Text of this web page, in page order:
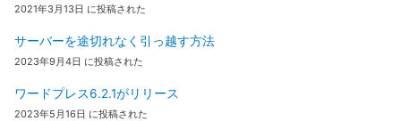
2021年3月13日 に投稿された
サーバーを途切れなく引っ越す方法
2023年9月4日 に投稿された
ワードプレス6.2.1がリリース
2023年5月16日 に投稿された